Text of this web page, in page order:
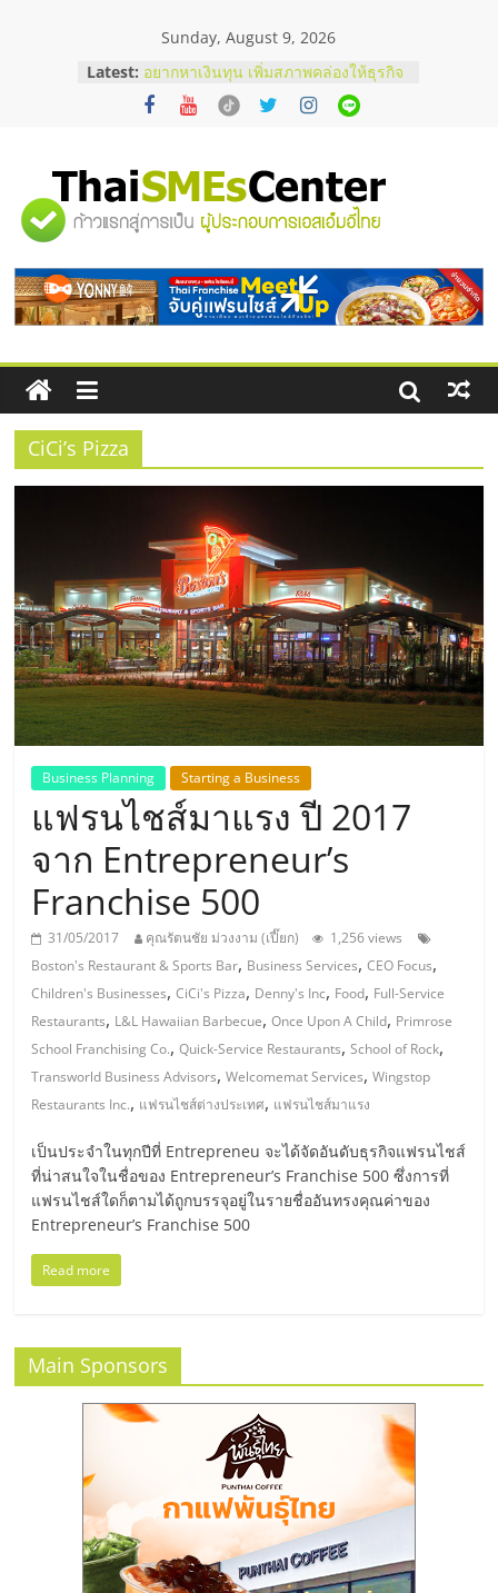
Sunday, August 9, 2026
Latest:
บริษัท Cybersecurity ในไทยที่ไหนดี?
วิธีเลือกผู้ให้บริการให้คุ้มค่าและตอบ
โจทย์ธุรกิจ
อยากหาเงินทุน เพิ่มสภาพคล่องให้ธุรกิจ
บริการน้ำมัน Shell
สัมมนาลงทุน แฟรนไชส์ยอนนี่
ThaiFranchise Meet Up จับคู่แฟรน
ร้านเครื่องเสียงคุณภาพสูง พร้อม
โซลูชันระบบภาพและเสียง
"ศูนย์
รวม
ข้อมูล
ธุรกิจ
SME
ประเทศไทย,
ThaiSMEsCenter,
รวม
ธุรกิจ
เอ
ส
เอ็
มอี
ไทย,
SMEs,
แฟ
รน
ที่
ปรึกษา
แฟ
CiCi’s Pizza
Business Planning Starting a Business
แฟรนไชส์มาแรง ปี 2017
จาก Entrepreneur’s
Franchise 500
31/05/2017 คุณรัตนชัย ม่วงงาม (เปี๊ยก)
1,256 views
Boston's Restaurant & Sports Bar, Business Services,CEO Focus,
Children's Businesses,CiCi's Pizza, Denny's Inc, Food, Full-Service
Restaurants, L&L Hawaiian Barbecue,Once Upon A Child, Primrose
School Franchising Co.,Quick-Service Restaurants,School of Rock,
Transworld Business Advisors,Welcomemat Services,Wingstop
Restaurants Inc., แฟรนไชส์ต่างประเทศ, แฟรนไชส์มาแรง
เป็นประจำในทุกปีที่ Entrepreneu จะได้จัดอันดับธุรกิจแฟรนไชส์
ที่น่าสนใจในชื่อของ Entrepreneur’s Franchise 500 ซึ่งการที่
แฟรนไชส์ใดก็ตามได้ถูกบรรจุอยู่ในรายชื่ออันทรงคุณค่าของ
Entrepreneur’s Franchise 500
Read more
Main Sponsors